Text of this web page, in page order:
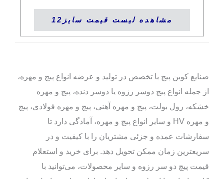
مشاهده لیست قیمت سایز12
صنایع کوبن پیچ با تخصص در تولید و عرضه انواع پیچ و مهره،
از جمله انواع پیچ دوسر رزوه یا دوسر دنده، پیچ و مهره
خشکه، رول بولت، پیچ و مهره آهنی، پیچ و مهره فولادی، پیچ
و مهره HV و سایر انواع پیچ و مهره، آمادگی دارد تا
سفارشات عمده و جزئی مشتریان را با کیفیت و در
سریعترین زمان ممکن تحویل دهد. برای خرید و استعلام
قیمت پیچ دو سر رزوه و سایر محصولات، می‌توانید با